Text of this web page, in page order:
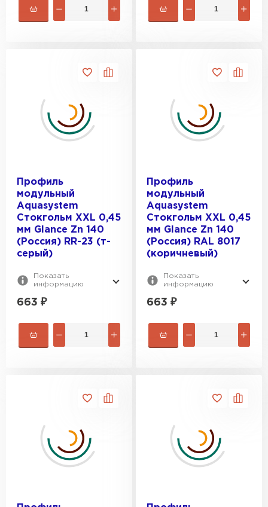
Профиль
модульный
Aquasystem
Стокгольм XXL 0,45
мм Glance Zn 140
(Россия) RR-23 (т-
серый)
Показать
информацию
663 ₽
Профиль
модульный
Aquasystem
Стокгольм XXL 0,45
мм Glance Zn 140
(Россия) RAL 8017
(коричневый)
Показать
информацию
663 ₽